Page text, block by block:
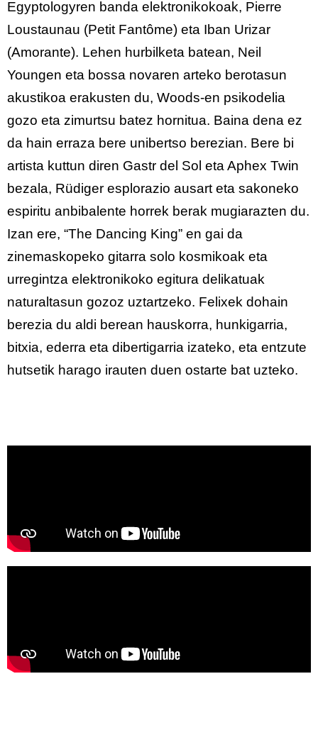
Egyptologyren banda elektronikokoak, Pierre
Loustaunau (Petit Fantôme) eta Iban Urizar
(Amorante). Lehen hurbilketa batean, Neil
Youngen eta bossa novaren arteko berotasun
akustikoa erakusten du, Woods-en psikodelia
gozo eta zimurtsu batez hornitua. Baina dena ez
da hain erraza bere unibertso berezian. Bere bi
artista kuttun diren Gastr del Sol eta Aphex Twin
bezala, Rüdiger esplorazio ausart eta sakoneko
espiritu anbibalente horrek berak mugiarazten du.
Izan ere, “The Dancing King” en gai da
zinemaskopeko gitarra solo kosmikoak eta
urregintza elektronikoko egitura delikatuak
naturaltasun gozoz uztartzeko. Felixek dohain
berezia du aldi berean hauskorra, hunkigarria,
bitxia, ederra eta dibertigarria izateko, eta entzute
hutsetik harago irauten duen ostarte bat uzteko.